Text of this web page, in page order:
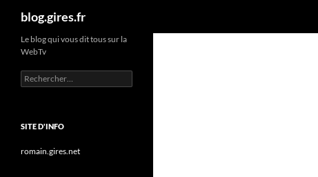
Aller
contenu
blog.gires.fr
Le blog qui vous dit tous sur la
WebTv
Rechercher :
SITE D'INFO
romain.gires.net